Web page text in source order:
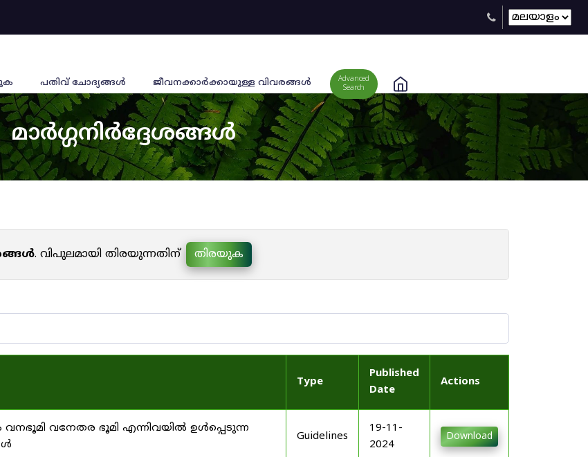
പതിവ് ചോദ്യങ്ങൾ ജീവനക്കാര്‍ക്കായുള്ള വിവരങ്ങള്‍
Advanced
Search
മാർഗ്ഗനിർദ്ദേശങ്ങൾ
. വിപുലമായി തിരയുന്നതിന് തിരയുക
Type
Published
Date
Actions
വനഭൂമി വനേതര ഭൂമി എന്നിവയിൽ ഉൾപ്പെടുന്ന
Guidelines
19-11-
2024
Download